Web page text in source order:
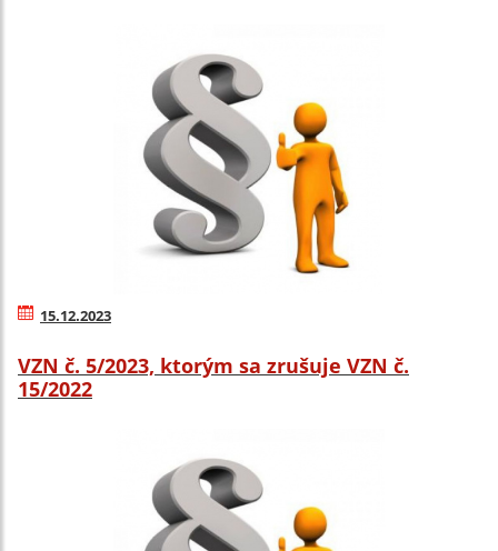
15.12.2023
VZN č. 5/2023, ktorým sa zrušuje VZN č.
15/2022